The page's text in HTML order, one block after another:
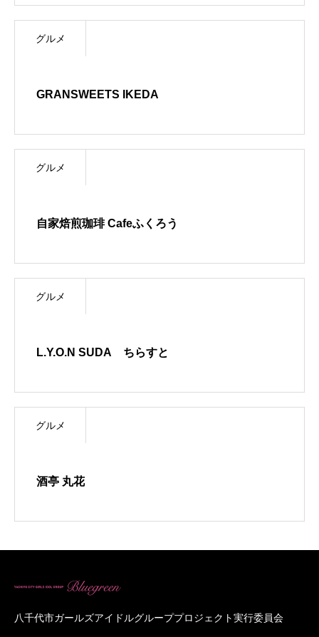
YACHIYO GUIDE
グルメ
GRANSWEETS IKEDA
グルメ
自家焙煎珈琲 Cafeふくろう
グルメ
L.Y.O.N SUDA ちらすと
グルメ
酒亭 丸花
八千代市ガールズアイドルグループプロジェクト実行委員会